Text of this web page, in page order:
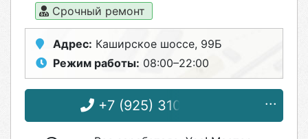
Срочный ремонт
Адрес: Каширское шоссе, 99Б
Режим работы: 08:00–22:00
+7 (925) 310-42-47